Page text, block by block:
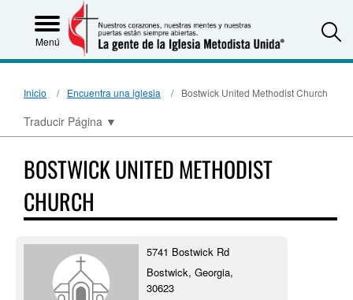
Menú
Inicio Encuentra una iglesia Bostwick United Methodist Church
Traducir Página ▼
BOSTWICK UNITED METHODIST
CHURCH
5741 Bostwick Rd
Bostwick, Georgia,
30623